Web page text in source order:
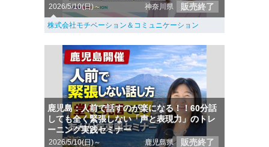
2026/5/10(日)～ 神奈川県 販売終了
株式会社モチベーション＆コミュニケーション
鹿児島：人前で話すのが楽になる！！60分話
しても全く緊張しない「声と表現力」のトレ
ーニング実践セミナー
2026/5/10(日)～ 鹿児島県 販売終了